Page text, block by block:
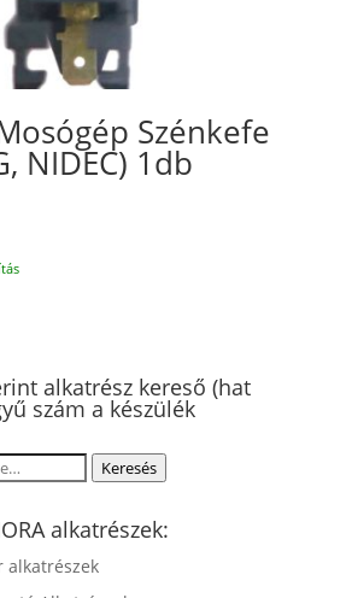
Szénkefe
NIDEC) 1db
alkatrész kereső (hat
szám a készülék
Keresés
alkatrészek:
alkatrészek